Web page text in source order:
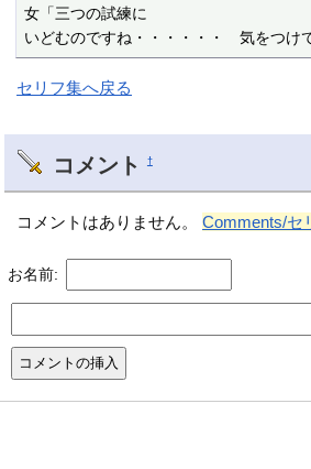
女「三つの試練に
いどむのですね・・・・・・　気をつけ
セリフ集へ戻る
コメント †
コメントはありません。Comments/セ
お名前: